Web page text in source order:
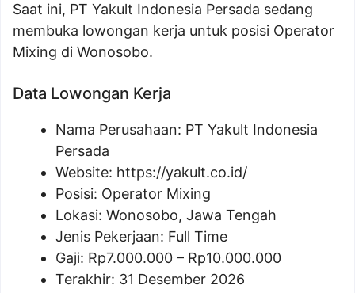
Saat ini, PT Yakult Indonesia Persada sedang
membuka lowongan kerja untuk posisi Operator
Mixing di Wonosobo.
Data Lowongan Kerja
Nama Perusahaan: PT Yakult Indonesia
Persada
Website: https://yakult.co.id/
Posisi: Operator Mixing
Lokasi: Wonosobo, Jawa Tengah
Jenis Pekerjaan: Full Time
Gaji: Rp7.000.000 – Rp10.000.000
Terakhir: 31 Desember 2026